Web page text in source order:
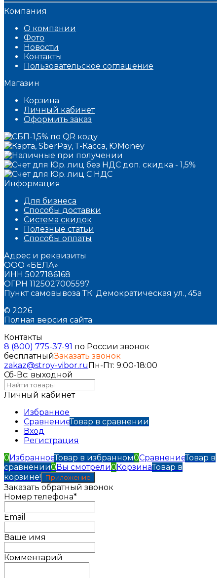
Компания
О компании
Фото
Новости
Контакты
Пользовательское соглашение
Магазин
Корзина
Личный кабинет
Оформить заказ
Информация
Для бизнеса
Способы доставки
Система скидок
Полезные статьи
Способы оплаты
Адрес и реквизиты
ООО «БЕЛА»
ИНН 5027186168
ОГРН 1125027005597
Пункт самовывоза ТК: Демократическая ул., 45а
© 2026
Полная версия сайта
Контакты
8 (800) 775-37-91 по России звонок
бесплатныйЗаказать звонок
zakaz@stroy-vibor.ruПн-Пт: 9:00-18:00
Сб-Вс: выходной
Личный кабинет
Избранное
СравнениеТовар в сравнении
Вход
Регистрация
0ИзбранноеТовар в избранном0СравнениеТовар в
сравнении0Вы смотрели0КорзинаТовар в
корзине!
Приложение
Заказать обратный звонок
Номер телефона*
Email
Ваше имя
Комментарий